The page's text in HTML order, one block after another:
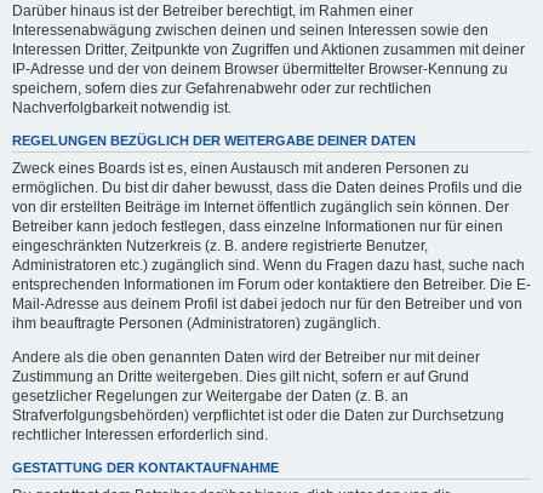
Darüber hinaus ist der Betreiber berechtigt, im Rahmen einer
Interessenabwägung zwischen deinen und seinen Interessen sowie den
Interessen Dritter, Zeitpunkte von Zugriffen und Aktionen zusammen mit deiner
IP-Adresse und der von deinem Browser übermittelter Browser-Kennung zu
speichern, sofern dies zur Gefahrenabwehr oder zur rechtlichen
Nachverfolgbarkeit notwendig ist.
REGELUNGEN BEZÜGLICH DER WEITERGABE DEINER DATEN
Zweck eines Boards ist es, einen Austausch mit anderen Personen zu
ermöglichen. Du bist dir daher bewusst, dass die Daten deines Profils und die
von dir erstellten Beiträge im Internet öffentlich zugänglich sein können. Der
Betreiber kann jedoch festlegen, dass einzelne Informationen nur für einen
eingeschränkten Nutzerkreis (z. B. andere registrierte Benutzer,
Administratoren etc.) zugänglich sind. Wenn du Fragen dazu hast, suche nach
entsprechenden Informationen im Forum oder kontaktiere den Betreiber. Die E-
Mail-Adresse aus deinem Profil ist dabei jedoch nur für den Betreiber und von
ihm beauftragte Personen (Administratoren) zugänglich.
Andere als die oben genannten Daten wird der Betreiber nur mit deiner
Zustimmung an Dritte weitergeben. Dies gilt nicht, sofern er auf Grund
gesetzlicher Regelungen zur Weitergabe der Daten (z. B. an
Strafverfolgungsbehörden) verpflichtet ist oder die Daten zur Durchsetzung
rechtlicher Interessen erforderlich sind.
GESTATTUNG DER KONTAKTAUFNAHME